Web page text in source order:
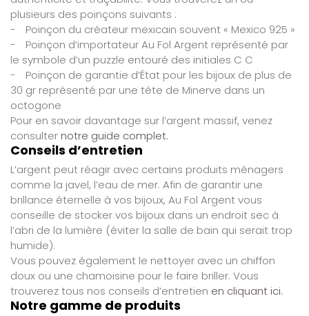
plusieurs des poinçons suivants :
-
Poinçon du créateur mexicain souvent « Mexico 925 »
-
Poinçon d’importateur Au Fol Argent représenté par
le symbole d’un puzzle entouré des initiales C C
-
Poinçon de garantie d’État pour les bijoux de plus de
30 gr représenté par une tête de Minerve dans un
octogone
Pour en savoir davantage sur l’argent massif, venez
consulter notre guide complet.
Conseils d’entretien
L’argent peut réagir avec certains produits ménagers
comme la javel, l’eau de mer. Afin de garantir une
brillance éternelle à vos bijoux, Au Fol Argent vous
conseille de stocker vos bijoux dans un endroit sec à
l’abri de la lumière (éviter la salle de bain qui serait trop
humide).
Vous pouvez également le nettoyer avec un chiffon
doux ou une chamoisine pour le faire briller. Vous
trouverez tous nos conseils d’entretien en cliquant ici.
Notre gamme de produits